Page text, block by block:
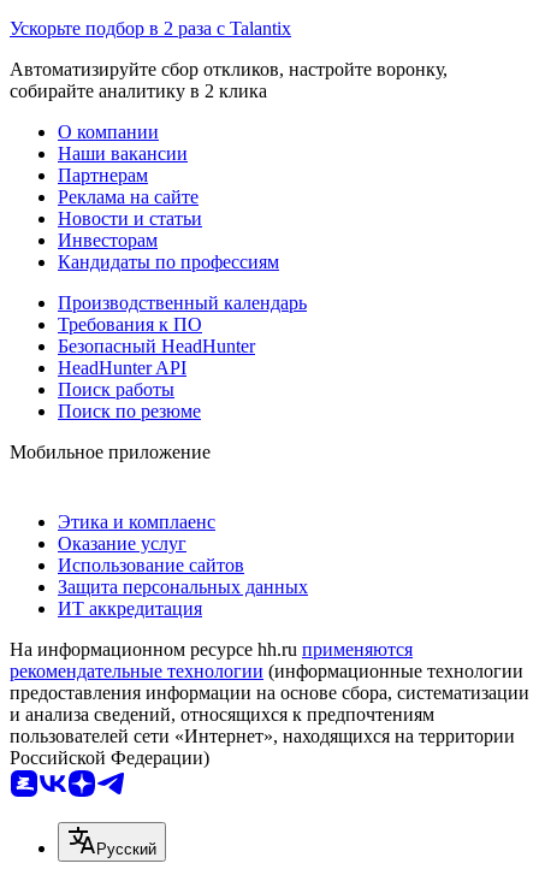
Ускорьте подбор в 2 раза с Talantix
Автоматизируйте сбор откликов, настройте воронку,
собирайте аналитику в 2 клика
О компании
Наши вакансии
Партнерам
Реклама на сайте
Новости и статьи
Инвесторам
Кандидаты по профессиям
Производственный календарь
Требования к ПО
Безопасный HeadHunter
HeadHunter API
Поиск работы
Поиск по резюме
Мобильное приложение
Этика и комплаенс
Оказание услуг
Использование сайтов
Защита персональных данных
ИТ аккредитация
На информационном ресурсе hh.ru применяются
рекомендательные технологии (информационные технологии
предоставления информации на основе сбора, систематизации
и анализа сведений, относящихся к предпочтениям
пользователей сети «Интернет», находящихся на территории
Российской Федерации)
Русский